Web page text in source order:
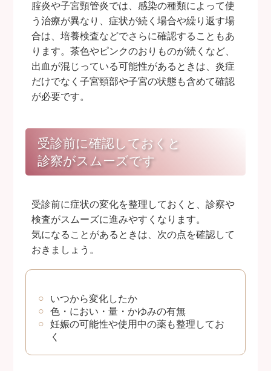
腟炎や子宮頸管炎では、感染の種類によって使
う治療が異なり、症状が続く場合や繰り返す場
合は、培養検査などでさらに確認することもあ
ります。茶色やピンクのおりものが続くなど、
出血が混じっている可能性があるときは、炎症
だけでなく子宮頸部や子宮の状態も含めて確認
が必要です。
受診前に確認しておくと
診察がスムーズです
受診前に症状の変化を整理しておくと、診察や
検査がスムーズに進みやすくなります。
気になることがあるときは、次の点を確認して
おきましょう。
いつから変化したか
色・におい・量・かゆみの有無
妊娠の可能性や使用中の薬も整理してお
く